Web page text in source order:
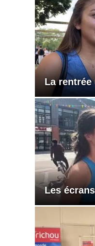
La
Les écrans